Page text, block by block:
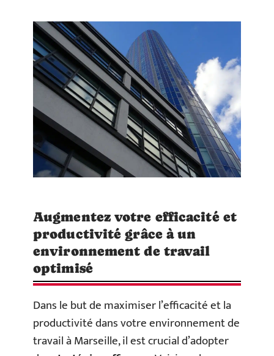
Augmentez votre efficacité et
productivité grâce à un
environnement de travail
optimisé
Dans le but de maximiser l’efficacité et la
productivité dans votre environnement de
travail à Marseille, il est crucial d’adopter